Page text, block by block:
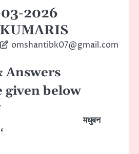
2026
omshantibk07@gmail.com
Answers
given below
मधुबन